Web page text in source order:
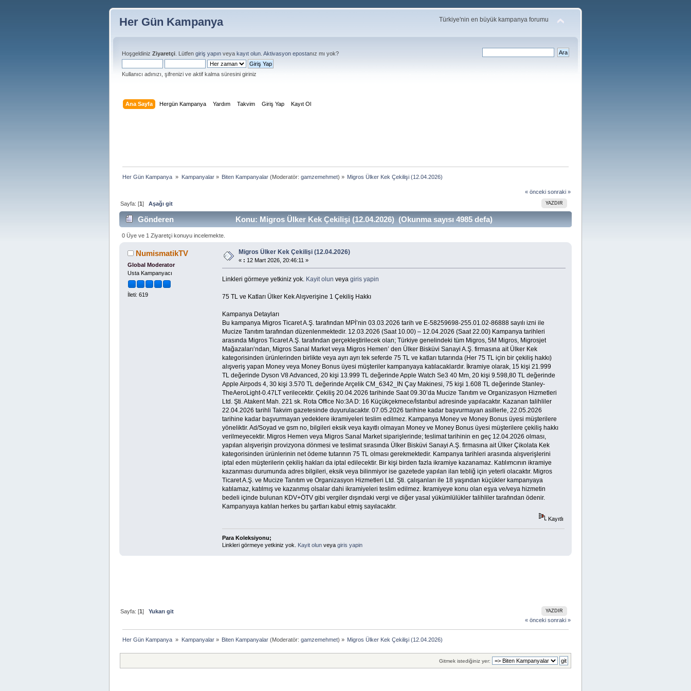
Her Gün Kampanya Türkiye'nin en büyük kampanya forumu
Hoşgeldiniz Ziyaretçi . Lütfen giriş yapın veya kayıt olun Aktivasyon epostanız mı yok?
Kullanıcı adınızı, şifrenizi ve aktif kalma süresini giriniz
Ana Sayfa Hergün Kampanya Yardım Takvim Giriş Yap Kayıt Ol
Her Gün Kampanya » Kampanyalar» Biten Kampanyalar(Moderatör: gamzemehmet) » Migros Ülker Kek Çekilişi (12.04.2026)
« önceki sonraki »
YAZDIR
Sayfa: [1]Aşağı git
Gönderen Konu: Migros Ülker Kek Çekilişi (12.04.2026) (Okunma sayısı 4985 defa)
0 Üye ve 1 Ziyaretçi konuyu incelemekte.
NumismatikTV
Global Moderator
Usta Kampanyacı
İleti: 619
Migros Ülker Kek Çekilişi (12.04.2026)
« : 12 Mart 2026, 20:46:11 »
Linkleri görmeye yetkiniz yok. Kayit olun veya giris yapin
75 TL ve Katları Ülker Kek Alışverişine 1 Çekiliş Hakkı
Kampanya Detayları
Bu kampanya Migros Ticaret A.Ş. tarafından MPİ’nin 03.03.2026 tarih ve E-58259698-255.01.02-86888 sayılı izni ile
Mucize Tanıtım tarafından düzenlenmektedir. 12.03.2026 (Saat 10.00) – 12.04.2026 (Saat 22.00) Kampanya tarihleri
arasında Migros Ticaret A.Ş. tarafından gerçekleştirilecek olan; Türkiye genelindeki tüm Migros, 5M Migros, Migrosjet
Mağazaları’ndan, Migros Sanal Market veya Migros Hemen’ den Ülker Bisküvi Sanayi A.Ş. firmasına ait Ülker Kek
kategorisinden ürünlerinden birlikte veya ayrı ayrı tek seferde 75 TL ve katları tutarında (Her 75 TL için bir çekiliş hakkı)
alışveriş yapan Money veya Money Bonus üyesi müşteriler kampanyaya katılacaklardır. İkramiye olarak, 15 kişi 21.999
TL değerinde Dyson V8 Advanced, 20 kişi 13.999 TL değerinde Apple Watch Se3 40 Mm, 20 kişi 9.598,80 TL değerinde
Apple Airpods 4, 30 kişi 3.570 TL değerinde Arçelik CM_6342_IN Çay Makinesi, 75 kişi 1.608 TL değerinde Stanley-
TheAeroLight-0.47LT verilecektir. Çekiliş 20.04.2026 tarihinde Saat 09.30’da Mucize Tanıtım ve Organizasyon Hizmetleri
Ltd. Şti. Atakent Mah. 221 sk. Rota Office No:3A D: 16 Küçükçekmece/İstanbul adresinde yapılacaktır. Kazanan talihliler
22.04.2026 tarihli Takvim gazetesinde duyurulacaktır. 07.05.2026 tarihine kadar başvurmayan asillerle, 22.05.2026
tarihine kadar başvurmayan yedeklere ikramiyeleri teslim edilmez. Kampanya Money ve Money Bonus üyesi müşterilere
yöneliktir. Ad/Soyad ve gsm no, bilgileri eksik veya kayıtlı olmayan Money ve Money Bonus üyesi müşterilere çekiliş hakkı
verilmeyecektir. Migros Hemen veya Migros Sanal Market siparişlerinde; teslimat tarihinin en geç 12.04.2026 olması,
yapılan alışverişin provizyona dönmesi ve teslimat sırasında Ülker Bisküvi Sanayi A.Ş. firmasına ait Ülker Çikolata Kek
kategorisinden ürünlerinin net ödeme tutarının 75 TL olması gerekmektedir. Kampanya tarihleri arasında alışverişlerini
iptal eden müşterilerin çekiliş hakları da iptal edilecektir. Bir kişi birden fazla ikramiye kazanamaz. Katılımcının ikramiye
kazanması durumunda adres bilgileri, eksik veya bilinmiyor ise gazetede yapılan ilan tebliğ için yeterli olacaktır. Migros
Ticaret A.Ş. ve Mucize Tanıtım ve Organizasyon Hizmetleri Ltd. Şti. çalışanları ile 18 yaşından küçükler kampanyaya
katılamaz, katılmış ve kazanmış olsalar dahi ikramiyeleri teslim edilmez. İkramiyeye konu olan eşya ve/veya hizmetin
bedeli içinde bulunan KDV+ÖTV gibi vergiler dışındaki vergi ve diğer yasal yükümlülükler talihliler tarafından ödenir.
Kampanyaya katılan herkes bu şartları kabul etmiş sayılacaktır.
Kayıtlı
Para Koleksiyonu;
Linkleri görmeye yetkiniz yok.
Kayit olunveya giris yapin
YAZDIR
Sayfa: [1]Yukarı git
« önceki sonraki »
Her Gün Kampanya » Kampanyalar» Biten Kampanyalar(Moderatör: gamzemehmet) » Migros Ülker Kek Çekilişi (12.04.2026)
Gitmek istediğiniz yer: